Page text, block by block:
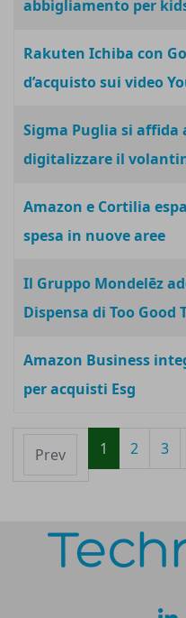
abbigliamento per
Rakuten Ichiba con
d’acquisto sui video
Sigma Puglia si affida
digitalizzare il
Amazon e Cortilia
spesa in nuove aree
Il Gruppo Mondelēz
Dispensa di Too Good
Amazon Business
per acquisti Esg
Prev 1 2 3